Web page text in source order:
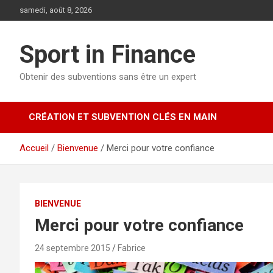
samedi, août 8, 2026
Sport in Finance
Obtenir des subventions sans être un expert
CRÉATION ET SUBVENTION CLÉS EN MAIN
Accueil Bienvenue Merci pour votre confiance
BIENVENUE
Merci pour votre confiance
24 septembre 2015 Fabrice